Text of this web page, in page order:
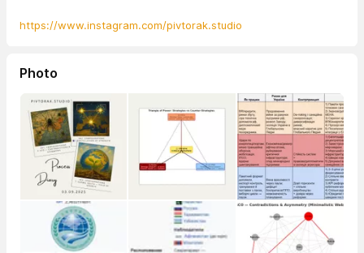
https://www.instagram.com/pivtorak.studio
Photo